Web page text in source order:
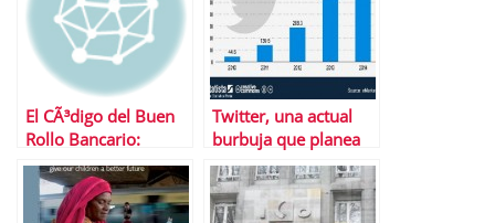
El CÃ³digo del Buen
Rollo Bancario:
Â¿alguna verdadera
mejora para el
cliente?
Twitter, una actual
burbuja que planea
salir a bolsa en 2014.